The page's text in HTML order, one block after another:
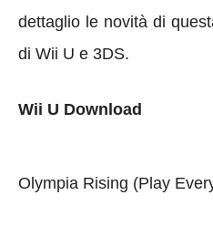
dettaglio le novità di
di Wii U e 3DS.
Wii U Download
Olympia Rising (Play